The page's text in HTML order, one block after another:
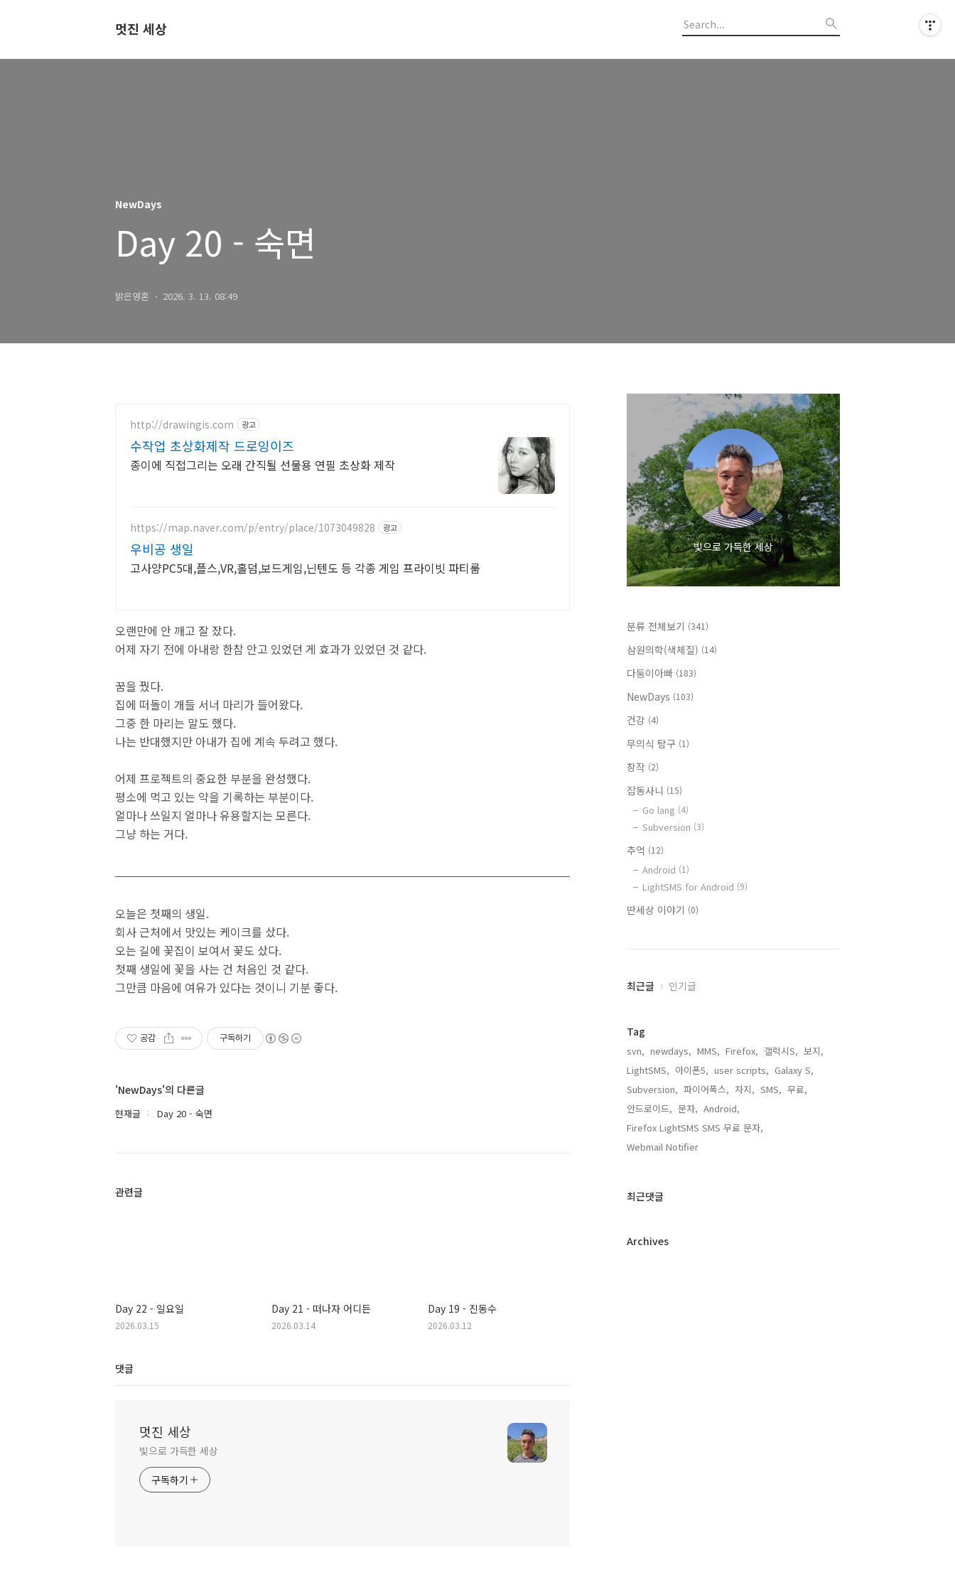
멋진 세상
NewDays
Day 20 - 숙면
밝은영혼 2026. 3. 13. 08:49
http://drawingis.com 광고
수작업 초상화제작 드로잉이즈
종이에 직접그리는 오래 간직될 선물용 연필 초상화 제작
https://map.naver.com/p/entry/place/1073049828 광고
우비공 생일
고사양PC5대,플스,VR,홀덤,보드게임,닌텐도 등 각종 게임 프라이빗 파티룸
오랜만에 안 깨고 잘 잤다.
어제 자기 전에 아내랑 한참 안고 있었던 게 효과가 있었던 것 같다.
꿈을 꿨다.
집에 떠돌이 개들 서너 마리가 들어왔다.
그중 한 마리는 말도 했다.
나는 반대했지만 아내가 집에 계속 두려고 했다.
어제 프로젝트의 중요한 부분을 완성했다.
평소에 먹고 있는 약을 기록하는 부분이다.
얼마나 쓰일지 얼마나 유용할지는 모른다.
그냥 하는 거다.
오늘은 첫째의 생일.
회사 근처에서 맛있는 케이크를 샀다.
오는 길에 꽃집이 보여서 꽃도 샀다.
첫째 생일에 꽃을 사는 건 처음인 것 같다.
그만큼 마음에 여유가 있다는 것이니 기분 좋다.
공감 구독하기
'NewDays'의 다른글
현재글 Day 20 - 숙면
관련글
Day 22 - 일요일
2026.03.15
Day 21 - 떠나자 어디든
2026.03.14
Day 19 - 진동수
2026.03.12
댓글
멋진 세상
빛으로 가득한 세상
구독하기
빛으로 가득한 세상
분류 전체보기 (341)
삼원의학(색체질) (14)
다둥이아빠 (183)
NewDays (103)
건강 (4)
무의식 탐구 (1)
창작 (2)
잡동사니 (15)
Go lang (4)
Subversion (3)
추억 (12)
Android (1)
LightSMS for Android (9)
딴세상 이야기 (0)
최
과
기
글
최근글 인기글
Tag
svn, newdays, MMS, Firefox, 갤럭시S, 보지,
LightSMS, 아이폰5, user scripts, Galaxy S,
Subversion, 파이어폭스, 자지, SMS, 무료,
안드로이드, 문자, Android,
Firefox LightSMS SMS 무료 문자,
Webmail Notifier,
최근댓글
Archives